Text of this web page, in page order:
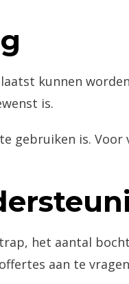
kunnen
is.
gebruiken is. Voor
het aantal
aan te